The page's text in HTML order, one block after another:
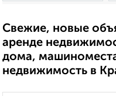
Свежие, новые
аренде
дома,
недвижимость в